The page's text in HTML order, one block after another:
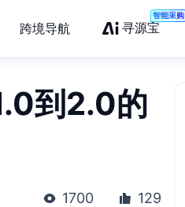
跨境导航 寻源宝
智能采购
到2.0的
1700 129